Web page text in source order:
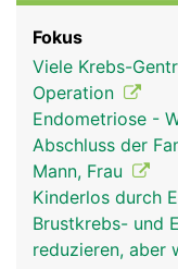
Rubriken
langen Eileiter
mit den
Trichter mit 1-2
(Fimbrien). Bei
Wochen von den
Trichter eines
Fimbrien in die
weitergeleitet
Fokus
Viele Krebs-
Operation
Endometriose -
Abschluss der
Mann, Frau
Kinderlos durch
Brustkrebs- und
reduzieren, aber